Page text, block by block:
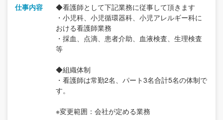
仕事内容
◆看護師として下記業務に従事して頂きます
・小児科、小児循環器科、小児アレルギー科に
おける看護師業務
・採血、点滴、患者介助、血液検査、生理検査
等
◆組織体制
・看護師は常勤2名、パート3名合計5名の体制で
す。
※変更範囲：会社が定める業務